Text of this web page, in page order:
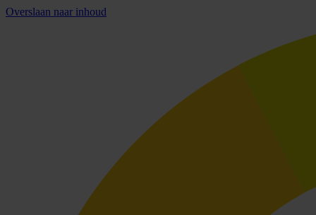
Overslaan naar inhoud